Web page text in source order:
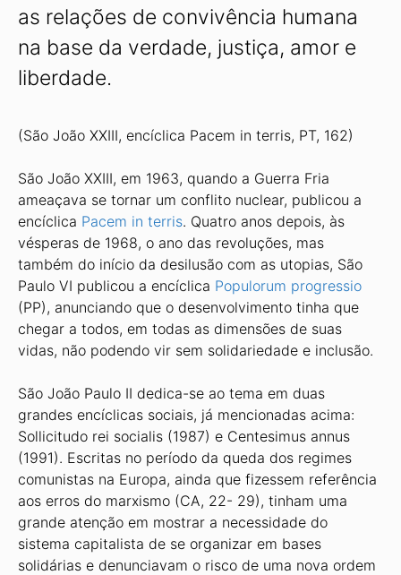
as relações de convivência humana
na base da verdade, justiça, amor e
liberdade.
(São João XXIII, encíclica Pacem in terris, PT, 162)
São João XXIII, em 1963, quando a Guerra Fria
ameaçava se tornar um conflito nuclear, publicou a
encíclica Pacem in terris. Quatro anos depois, às
vésperas de 1968, o ano das revoluções, mas
também do início da desilusão com as utopias, São
Paulo VI publicou a encíclica Populorum progressio
(PP), anunciando que o desenvolvimento tinha que
chegar a todos, em todas as dimensões de suas
vidas, não podendo vir sem solidariedade e inclusão.
São João Paulo II dedica-se ao tema em duas
grandes encíclicas sociais, já mencionadas acima:
Sollicitudo rei socialis (1987) e Centesimus annus
(1991). Escritas no período da queda dos regimes
comunistas na Europa, ainda que fizessem referência
aos erros do marxismo (CA, 22- 29), tinham uma
grande atenção em mostrar a necessidade do
sistema capitalista de se organizar em bases
solidárias e denunciavam o risco de uma nova ordem